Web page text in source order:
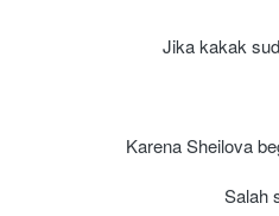
Jika kakak
Karena Sheilova
Salah